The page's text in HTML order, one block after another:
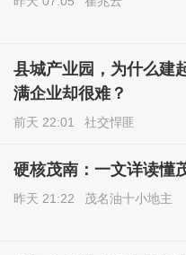
县城产业园，为什么建
满企业却很难？
前天 22:01 社交悍匪
硬核茂南：一文详读懂
昨天 21:22 茂名油十小地主